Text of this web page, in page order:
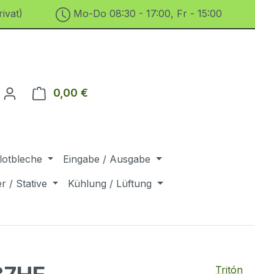
Mo-Do 08:30 - 17:00, Fr - 15:00
0,00 €
Eingabe / Ausgabe
/ Stative
Kühlung / Lüftung
Tritón